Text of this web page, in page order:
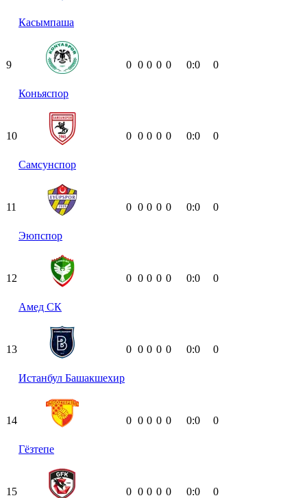
Касымпаша
9
Коньяспор
0 0 0 0 0 0:0 0
10
Самсунспор
0 0 0 0 0 0:0 0
11
Эюпспор
0 0 0 0 0 0:0 0
12
Амед СК
0 0 0 0 0 0:0 0
13
Истанбул Башакшехир
0 0 0 0 0 0:0 0
14
Гёзтепе
0 0 0 0 0 0:0 0
15 0 0 0 0 0 0:0 0